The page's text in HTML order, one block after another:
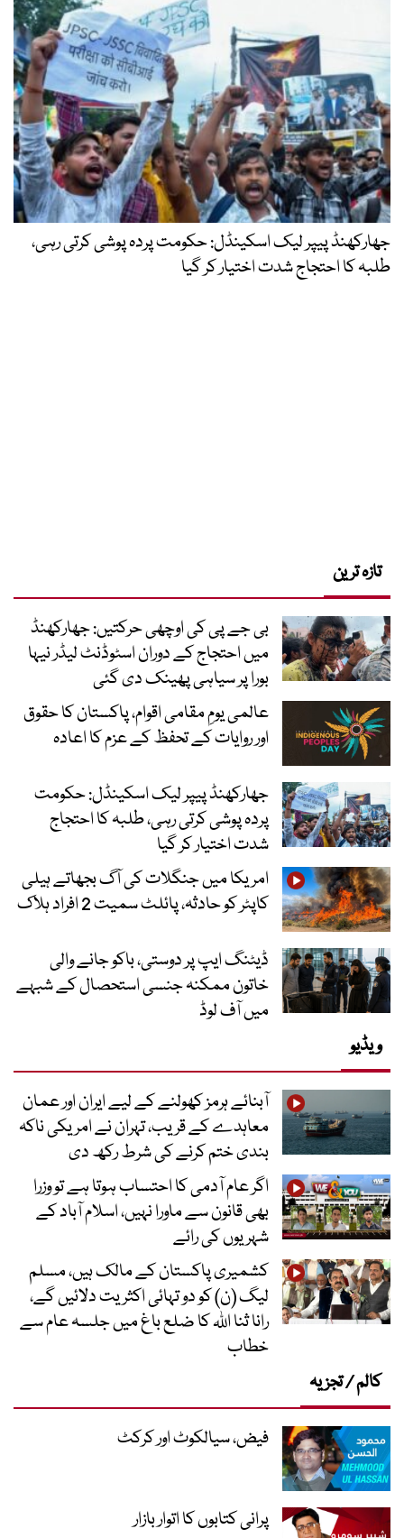
جھارکھنڈ پیپر لیک اسکینڈل: حکومت پردہ پوشی کرتی رہی،
طلبہ کا احتجاج شدت اختیار کر گیا
تازہ ترین
بی جے پی کی اوچھی حرکتیں: جھارکھنڈ
میں احتجاج کے دوران اسٹوڈنٹ لیڈر نیہا
بورا پر سیاہی پھینک دی گئی
عالمی یومِ مقامی اقوام، پاکستان کا حقوق
اور روایات کے تحفظ کے عزم کا اعادہ
جھارکھنڈ پیپر لیک اسکینڈل: حکومت
پردہ پوشی کرتی رہی، طلبہ کا احتجاج
شدت اختیار کر گیا
امریکا میں جنگلات کی آگ بجھاتے ہیلی
کاپٹر کو حادثہ، پائلٹ سمیت 2 افراد ہلاک
ڈیٹنگ ایپ پر دوستی، باکو جانے والی
خاتون ممکنہ جنسی استحصال کے شبہے
میں آف لوڈ
ویڈیو
آبنائے ہرمز کھولنے کے لیے ایران اور عمان
معاہدے کے قریب، تہران نے امریکی ناکہ
بندی ختم کرنے کی شرط رکھ دی
اگر عام آدمی کا احتساب ہوتا ہے تو وزرا
بھی قانون سے ماورا نہیں، اسلام آباد کے
شہریوں کی رائے
کشمیری پاکستان کے مالک ہیں، مسلم
لیگ (ن) کو دو تہائی اکثریت دلائیں گے،
رانا ثنا اللہ کا ضلع باغ میں جلسہ عام سے
خطاب
کالم / تجزیہ
فیض، سیالکوٹ اور کرکٹ
پرانی کتابوں کا اتوار بازار